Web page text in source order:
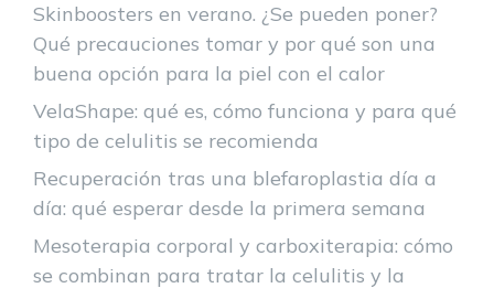
Skinboosters en verano. ¿Se pueden poner?
Qué precauciones tomar y por qué son una
buena opción para la piel con el calor
VelaShape: qué es, cómo funciona y para qué
tipo de celulitis se recomienda
Recuperación tras una blefaroplastia día a
día: qué esperar desde la primera semana
Mesoterapia corporal y carboxiterapia: cómo
se combinan para tratar la celulitis y la